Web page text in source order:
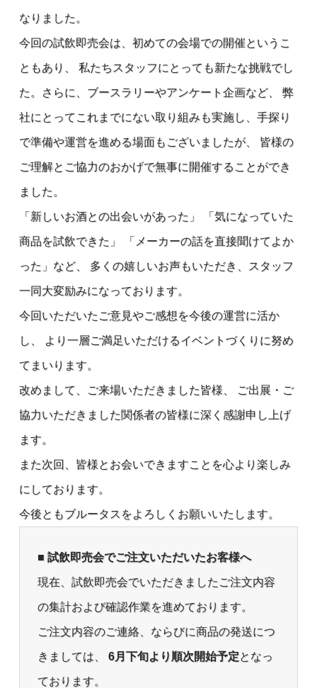
なりました。
今回の試飲即売会は、初めての会場での開催というこ
ともあり、 私たちスタッフにとっても新たな挑戦でし
た。さらに、ブースラリーやアンケート企画など、 弊
社にとってこれまでにない取り組みも実施し、手探り
で準備や運営を進める場面もございましたが、 皆様の
ご理解とご協力のおかげで無事に開催することができ
ました。
「新しいお酒との出会いがあった」 「気になっていた
商品を試飲できた」 「メーカーの話を直接聞けてよか
った」など、 多くの嬉しいお声もいただき、スタッフ
一同大変励みになっております。
今回いただいたご意見やご感想を今後の運営に活か
し、 より一層ご満足いただけるイベントづくりに努め
てまいります。
改めまして、ご来場いただきました皆様、 ご出展・ご
協力いただきました関係者の皆様に深く感謝申し上げ
ます。
また次回、皆様とお会いできますことを心より楽しみ
にしております。
今後ともブルータスをよろしくお願いいたします。
■ 試飲即売会でご注文いただいたお客様へ
現在、試飲即売会でいただきましたご注文内容
の集計および確認作業を進めております。
ご注文内容のご連絡、ならびに商品の発送につ
きましては、 6月下旬より順次開始予定となっ
ております。